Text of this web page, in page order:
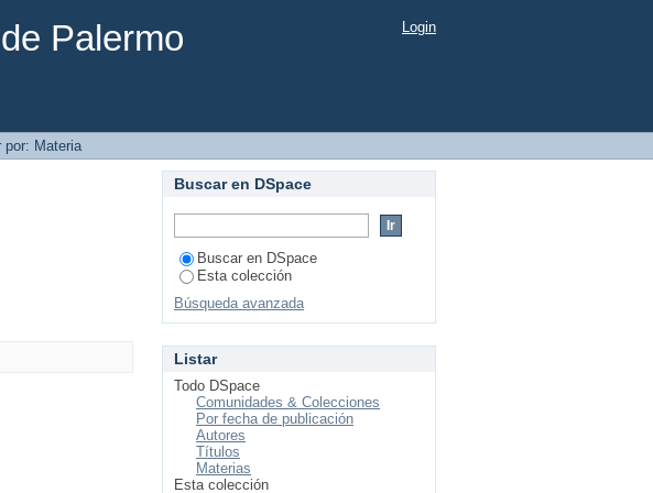
Palermo Login
por: Materia
Buscar en DSpace
Buscar en DSpace
Esta colección
Búsqueda avanzada
Listar
Todo DSpace
Comunidades & Colecciones
Por fecha de publicación
Autores
Títulos
Materias
Esta colección